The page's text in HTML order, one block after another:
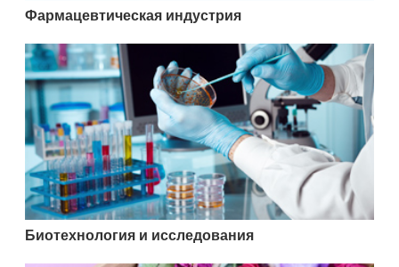
Фармацевтическая индустрия
Биотехнология и исследования